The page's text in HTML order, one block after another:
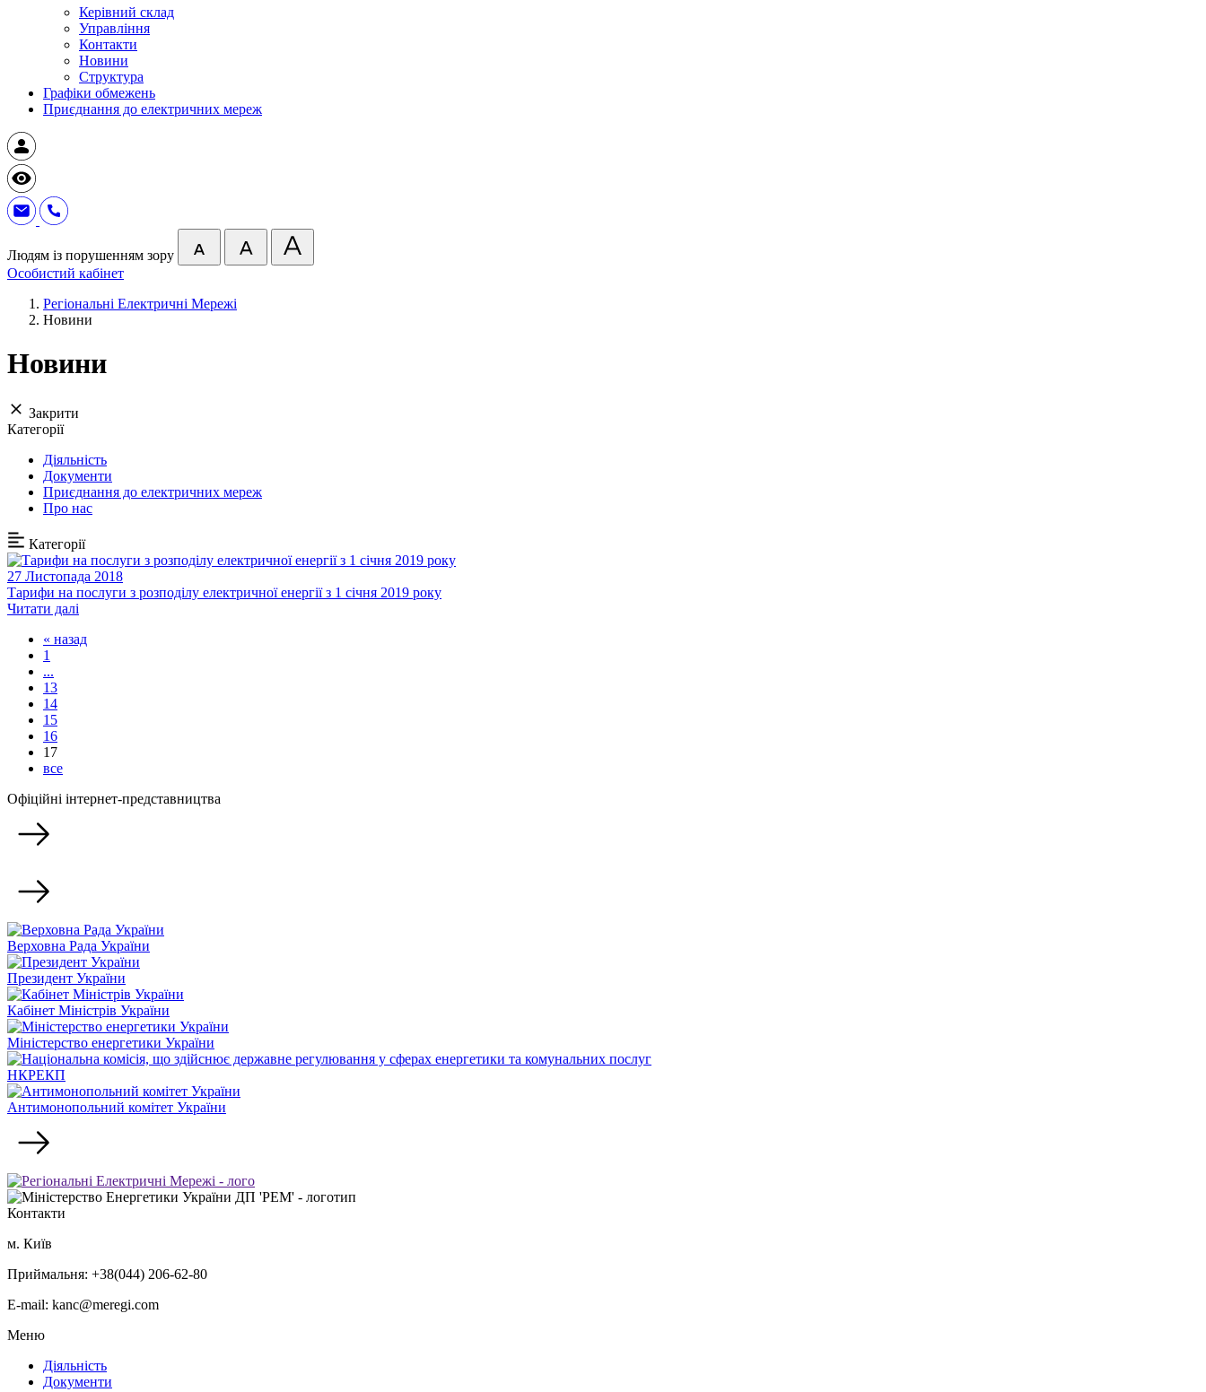
Керівний склад
Управління
Контакти
Новини
Структура
Графіки обмежень
Приєднання до електричних мереж
Людям із порушенням зору
Особистий кабінет
Регіональні Електричні Мережі
Новини
Новини
Закрити
Категорії
Діяльність
Документи
Приєднання до електричних мереж
Про нас
Категорії
27 Листопада 2018
Тарифи на послуги з розподілу електричної енергії з 1 січня 2019 року
Читати далі
« назад
1
...
13
14
15
16
17
все
Офіційні інтернет-представництва
Верховна Рада України
Президент України
Кабінет Міністрів України
Міністерство енергетики України
НКРЕКП
Антимонопольний комітет України
Контакти
м. Київ
Приймальня: +38(044) 206-62-80
E-mail: kanc@meregi.com
Меню
Діяльність
Документи